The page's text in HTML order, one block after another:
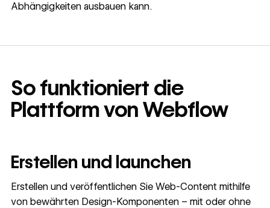
Abhängigkeiten ausbauen kann.
So funktioniert die
Plattform von Webflow
Erstellen und launchen
Erstellen und veröffentlichen Sie Web-Content mithilfe
von bewährten Design-Komponenten – mit oder ohne